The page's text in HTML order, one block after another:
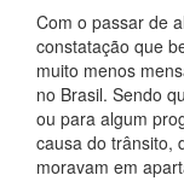
Com o passar de
constatação que
muito menos
no Brasil. Sendo
ou para algum
causa do trânsito,
moravam em